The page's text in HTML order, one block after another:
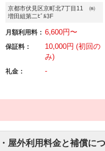
京都市伏見区京町北7丁目11 ㈱
増田組第二ﾋﾞﾙ3F
月額利用料： 6,600円〜
保証料：
10,000円 (初回の
み)
礼金： -
屋外利用料金と補償に